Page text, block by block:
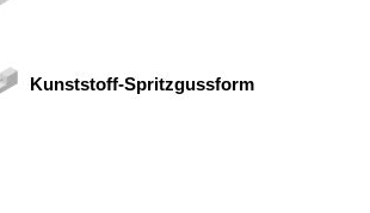
Kunststoff-Spritzgussform